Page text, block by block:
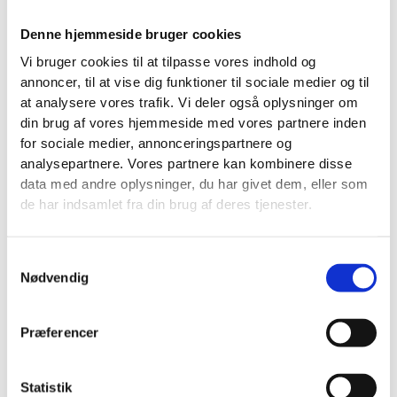
Denne hjemmeside bruger cookies
Vi bruger cookies til at tilpasse vores indhold og
annoncer, til at vise dig funktioner til sociale medier og til
at analysere vores trafik. Vi deler også oplysninger om
din brug af vores hjemmeside med vores partnere inden
for sociale medier, annonceringspartnere og
analysepartnere. Vores partnere kan kombinere disse
data med andre oplysninger, du har givet dem, eller som
de har indsamlet fra din brug af deres tjenester.
Nødvendig
Præferencer
Statistik
Det bedste webinar-emne er sjældent kreativt. Det er
praktisk.
Hvis du allerede får de samme spørgsmål i telefonen,
på byggepladsen eller i klinikken, så har du
sandsynligvis dit webinar-emne lige dér. Teknologisk
Institut peger på, at webinarformatet er stærkt til at
demonstrere rådgivning og ekspertise skalerbart, og
at det især er godt til pre-sales, hvor du uddanner
markedet og kvalificerer leads før individuelle møder